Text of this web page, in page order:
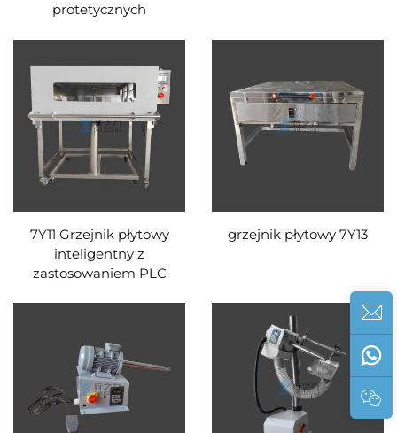
protetycznych
7Y11 Grzejnik płytowy
inteligentny z
zastosowaniem PLC
grzejnik płytowy 7Y13